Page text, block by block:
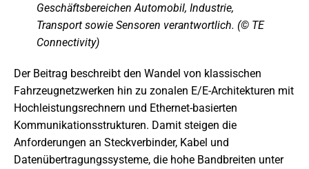
Geschäftsbereichen Automobil, Industrie,
Transport sowie Sensoren verantwortlich. (© TE
Connectivity)
Der Beitrag beschreibt den Wandel von klassischen
Fahrzeugnetzwerken hin zu zonalen E/E-Architekturen mit
Hochleistungsrechnern und Ethernet-basierten
Kommunikationsstrukturen. Damit steigen die
Anforderungen an Steckverbinder, Kabel und
Datenübertragungssysteme, die hohe Bandbreiten unter